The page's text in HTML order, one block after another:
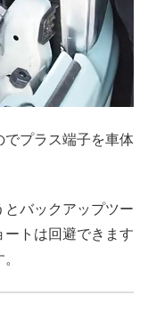
でプラス端子を車体
バックアップツー
ートは回避できます